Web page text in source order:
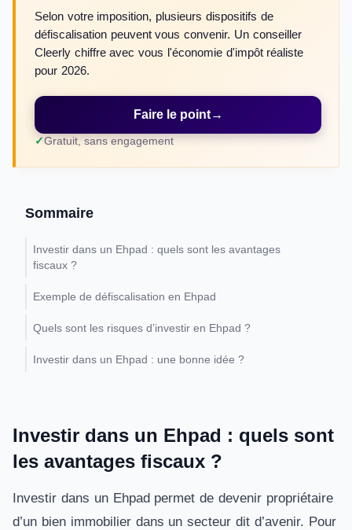
Selon votre imposition, plusieurs dispositifs de
défiscalisation peuvent vous convenir. Un conseiller
Cleerly chiffre avec vous l'économie d'impôt réaliste
pour 2026.
Faire le point→
Gratuit, sans engagement
Sommaire
Investir dans un Ehpad : quels sont les avantages
fiscaux ?
Exemple de défiscalisation en Ehpad
Quels sont les risques d’investir en Ehpad ?
Investir dans un Ehpad : une bonne idée ?
Investir dans un Ehpad : quels sont
les avantages fiscaux ?
Investir dans un Ehpad permet de devenir propriétaire
d’un bien immobilier dans un secteur dit d’avenir. Pour